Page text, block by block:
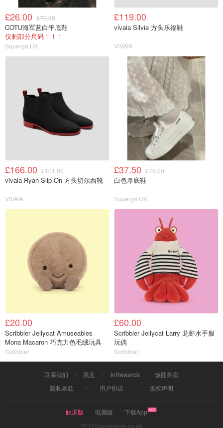
£26.00 £70.00
COTU海军蓝白平底鞋
仅剩部分尺码！！！
Superga UK
£119.00
vivaia Silvie 方头乐福鞋
VIVAIA
£166.00 £101.00
vivaia Ryan Slip-On 方头切尔西靴
VIVAIA
£37.50 £75.00
白色厚底鞋
Superga UK
£20.00
Scribbler Jellycat Amuseables
Mona Macaron 巧克力色毛绒玩具
Scribbler
£60.00
Scribbler Jellycat Larry 龙虾水手服
玩偶
Scribbler
联系我们 黑五 InRewards
饭团外卖
隐私条款
用户协议 版权声明
触屏版 电脑版
下载App
2017©dealmoon.co.uk